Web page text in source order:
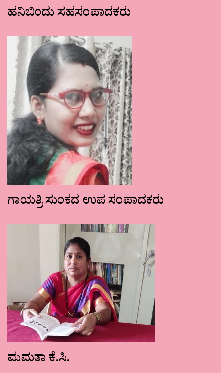
ಹನಿಬಿಂದು ಸಹಸಂಪಾದಕರು
ಗಾಯತ್ರಿ ಸುಂಕದ ಉಪ ಸಂಪಾದಕರು
ಮಮತಾ ಕೆ.ಸಿ.